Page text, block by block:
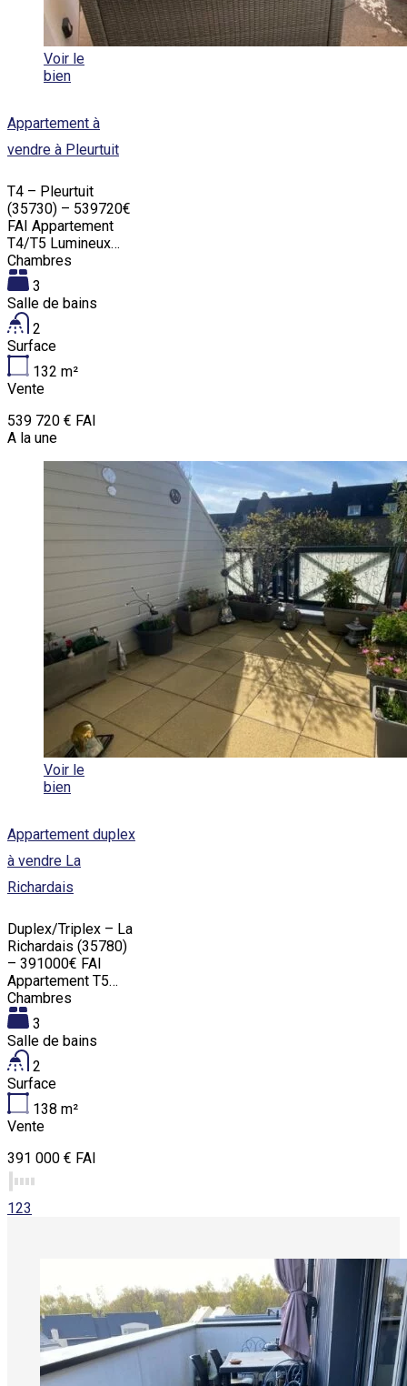
Voir le
bien
Appartement à
vendre à Pleurtuit
T4 – Pleurtuit
(35730) – 539720€
FAI Appartement
T4/T5 Lumineux…
Chambres
3
Salle de bains
2
Surface
132 m²
Vente
539 720 € FAI
A la une
Voir le
bien
Appartement duplex
à vendre La
Richardais
Duplex/Triplex – La
Richardais (35780)
– 391000€ FAI
Appartement T5…
Chambres
3
Salle de bains
2
Surface
138 m²
Vente
391 000 € FAI
123